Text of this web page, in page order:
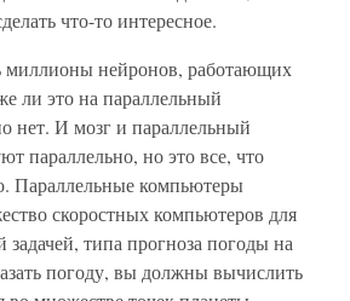
что-то интересное.
миллионы нейронов, работающих
ли это на параллельный
нет. И мозг и параллельный
параллельно, но это все, что
Параллельные компьютеры
скоростных компьютеров для
типа прогноза погоды на
погоду, вы должны вычислить